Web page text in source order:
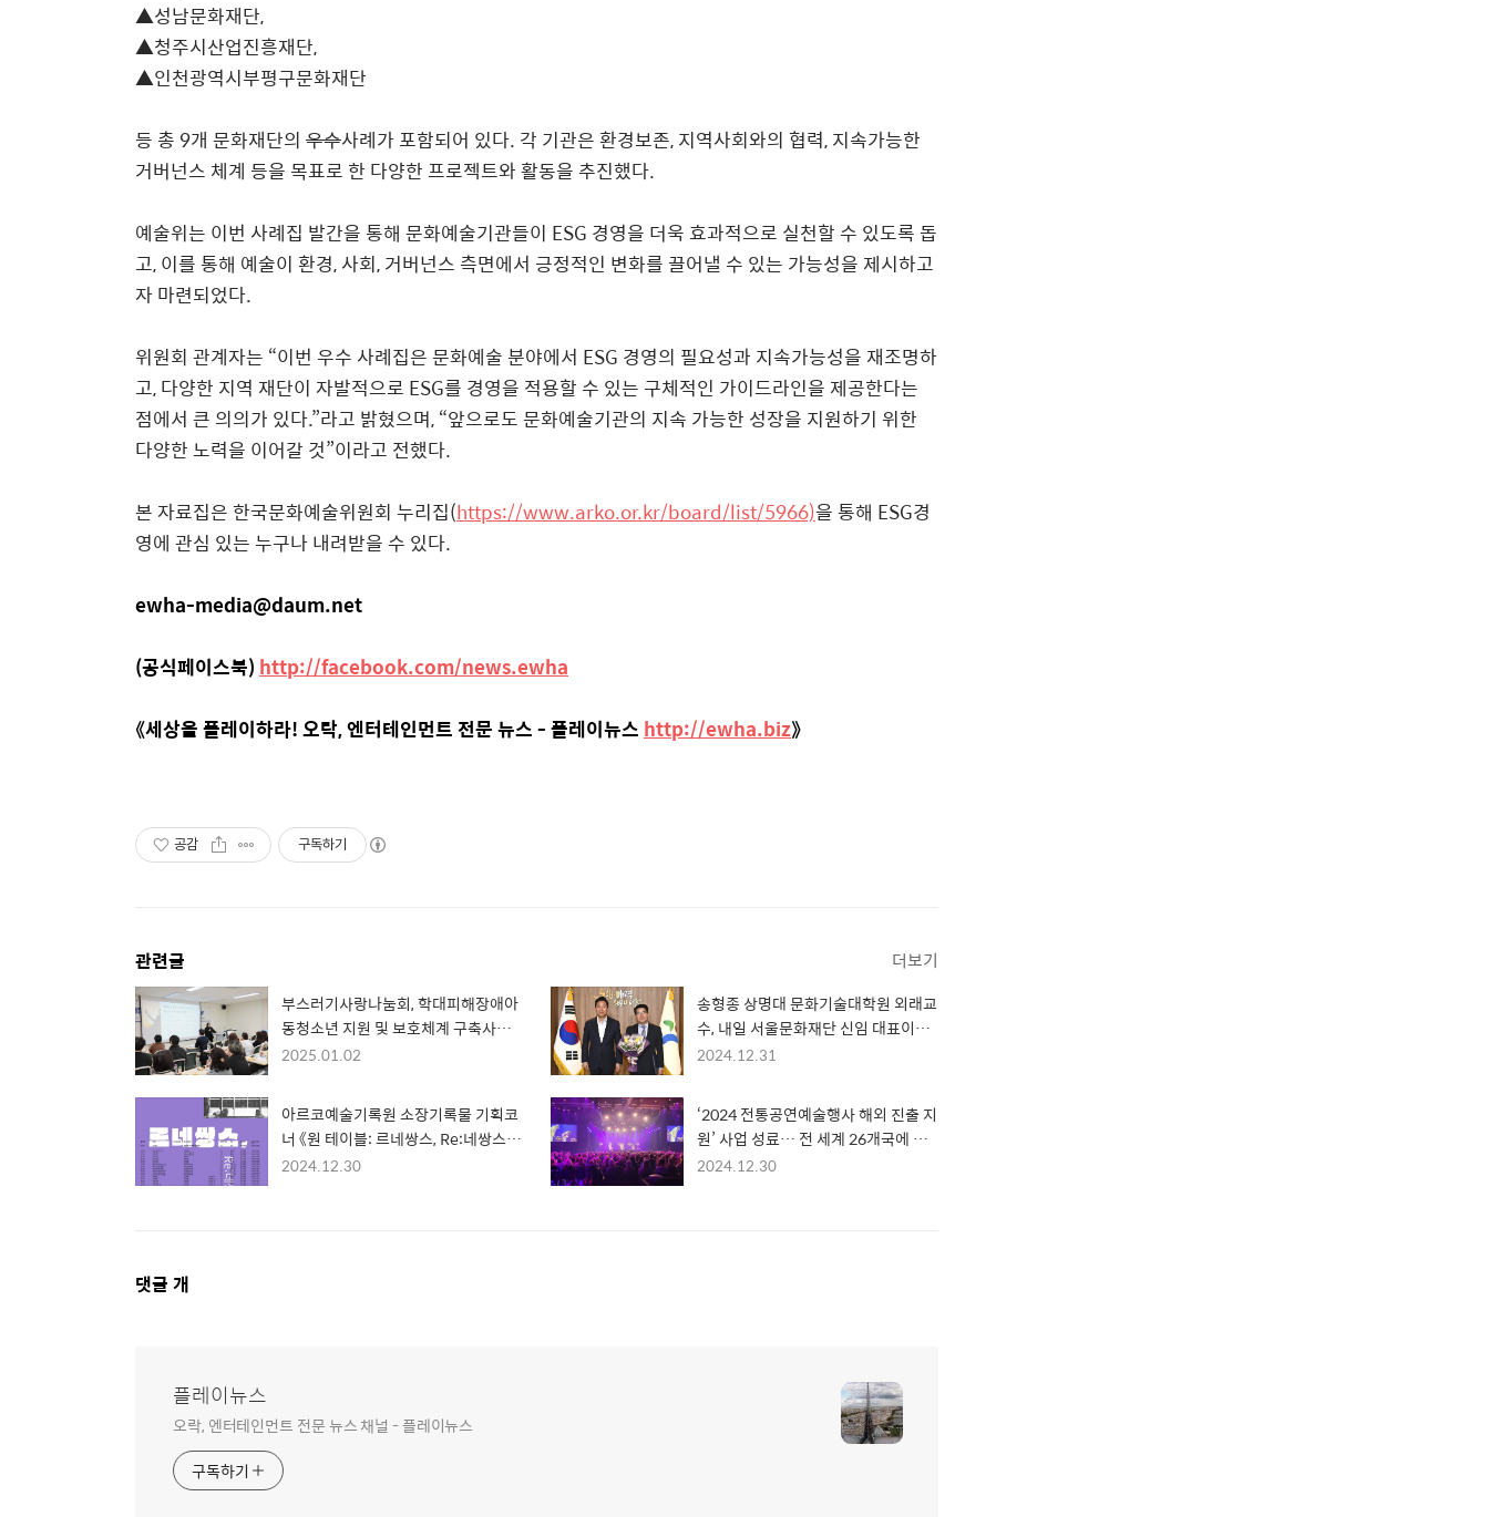
▲성남문화재단,
▲청주시산업진흥재단,
▲인천광역시부평구문화재단
등 총 9개 문화재단의 우수사례가 포함되어 있다. 각 기관은 환경보존,지역사회와의 협력,지속가능한
거버넌스 체계 등을 목표로 한 다양한 프로젝트와 활동을 추진했다.
예술위는 이번 사례집 발간을 통해 문화예술기관들이 ESG 경영을 더욱 효과적으로 실천할 수 있도록 돕
고,이를 통해 예술이 환경,사회,거버넌스 측면에서 긍정적인 변화를 끌어낼 수 있는 가능성을 제시하고
자 마련되었다.
위원회 관계자는 “이번 우수 사례집은 문화예술 분야에서 ESG 경영의 필요성과 지속가능성을 재조명하
고,다양한 지역 재단이 자발적으로 ESG를 경영을 적용할 수 있는 구체적인 가이드라인을 제공한다는
점에서 큰 의의가 있다.”라고 밝혔으며, “앞으로도 문화예술기관의 지속 가능한 성장을 지원하기 위한
다양한 노력을 이어갈 것”이라고 전했다.
본 자료집은 한국문화예술위원회 누리집(https://www.arko.or.kr/board/list/5966)을 통해 ESG경
영에 관심 있는 누구나 내려받을 수 있다.
ewha-media@daum.net
(공식페이스북) http://facebook.com/news.ewha
《세상을 플레이하라! 오락, 엔터테인먼트 전문 뉴스 - 플레이뉴스 http://ewha.biz》
공감 구독하기
관련글 더보기
부스러기사랑나눔회, 학대피해장애아
동청소년 지원 및 보호체계 구축사업 2
차년도 진행
2025.01.02
송형종 상명대 문화기술대학원 외래교
수, 내일 서울문화재단 신임 대표이사
취임
2024.12.31
아르코예술기록원 소장기록물 기획코
너 《원 테이블: 르네쌍스, Re:네쌍스》
공개
2024.12.30
‘2024 전통공연예술행사 해외 진출 지
원’ 사업 성료… 전 세계 26개국에 케
이-컬처 뿌리인 전통공연 진출 지원
2024.12.30
댓
댓글 개
플레이뉴스
오락, 엔터테인먼트 전문 뉴스 채널 - 플레이뉴스
구독하기